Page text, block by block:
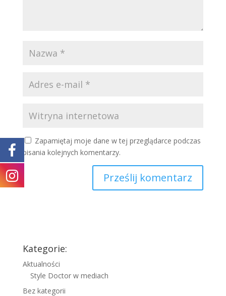
Zapamiętaj moje dane w tej przeglądarce podczas
pisania kolejnych komentarzy.
Kategorie:
Aktualności
Style Doctor w mediach
Bez kategorii